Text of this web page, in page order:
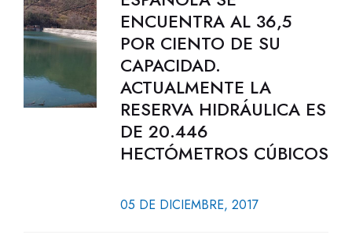
ENCUENTRA AL 36,5
POR CIENTO DE SU
CAPACIDAD.
ACTUALMENTE LA
RESERVA HIDRÁULICA ES
DE 20.446
HECTÓMETROS CÚBICOS
05 DE DICIEMBRE, 2017